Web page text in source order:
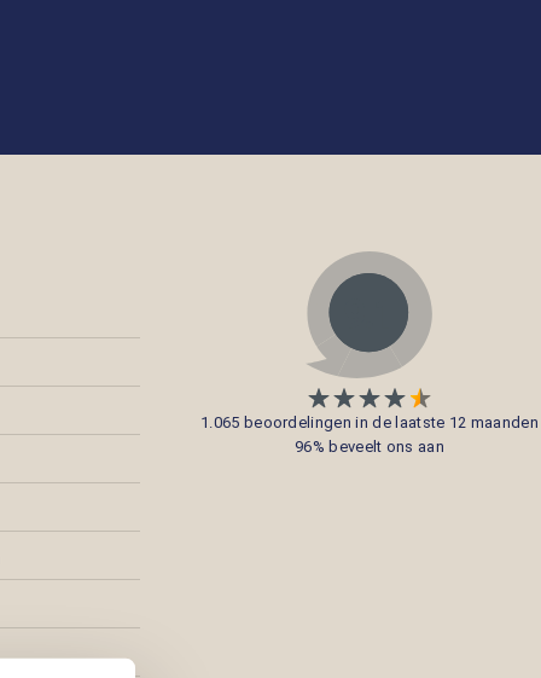
1.065 beoordelingen in de laatste 12 maanden
96% beveelt ons aan